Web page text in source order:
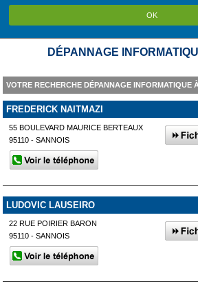
OK
DÉPANNAGE
VOTRE RECHERCHE DÉPANNAGE INFORMATIQUE
FREDERICK NAITMAZI
55 BOULEVARD MAURICE BERTEAUX
95110 - SANNOIS
LUDOVIC LAUSEIRO
22 RUE POIRIER BARON
95110 - SANNOIS